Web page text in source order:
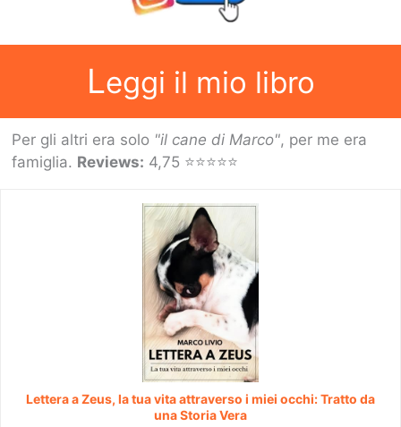
Leggi il mio libro
Per gli altri era solo "il cane di Marco", per me era
famiglia. Reviews: 4,75 ⭐⭐⭐⭐⭐
Lettera a Zeus, la tua vita attraverso i miei occhi: Tratto da
una Storia Vera